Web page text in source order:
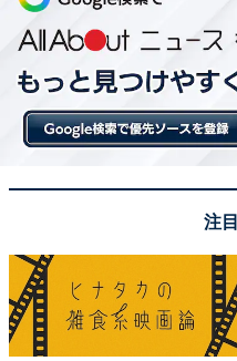
合わせて、さらに割引率
す。賢く旅の計画を立て
う。
注